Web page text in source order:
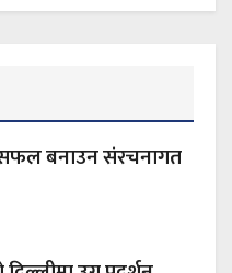
बनाउन संरचनागत